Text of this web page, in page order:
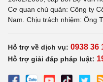
Cơ quan chủ quản: Công ty
Nam. Chịu trách nhiệm: Ông
Hỗ trợ về dịch vụ: 0938 36
Hỗ trợ giải đáp pháp luật: